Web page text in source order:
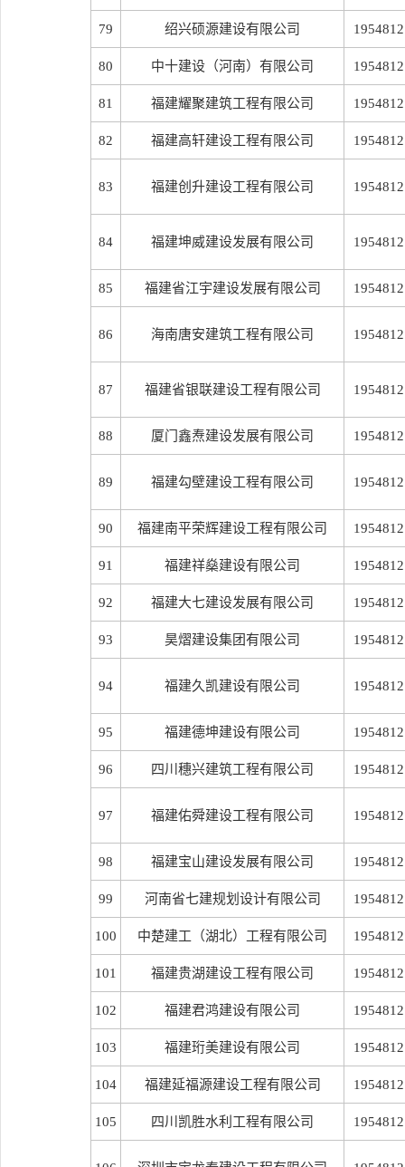
79 绍兴硕源建设有限公司 1954812
80 中十建设（河南）有限公司 1954812
81 福建耀聚建筑工程有限公司 1954812
82 福建高轩建设工程有限公司 1954812
83 福建创升建设工程有限公司 1954812
84 福建坤威建设发展有限公司 1954812
85 福建省江宇建设发展有限公司 1954812
86 海南唐安建筑工程有限公司 1954812
87 福建省银联建设工程有限公司 1954812
88 厦门鑫焘建设发展有限公司 1954812
89 福建勾壁建设工程有限公司 1954812
90 福建南平荣辉建设工程有限公司 1954812
91 福建祥燊建设有限公司 1954812
92 福建大七建设发展有限公司 1954812
93 昊熠建设集团有限公司 1954812
94 福建久凯建设有限公司 1954812
95 福建德坤建设有限公司 1954812
96 四川穗兴建筑工程有限公司 1954812
97 福建佑舜建设工程有限公司 1954812
98 福建宝山建设发展有限公司 1954812
99 河南省七建规划设计有限公司 1954812
100 中楚建工（湖北）工程有限公司 1954812
101 福建贵湖建设工程有限公司 1954812
102 福建君鸿建设有限公司 1954812
103 福建珩美建设有限公司 1954812
104 福建延福源建设工程有限公司 1954812
105 四川凯胜水利工程有限公司 1954812